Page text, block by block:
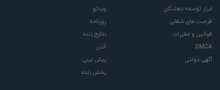
ابزار توسعه دهندگان
فرصت های شغلی
قوانین و مقررات
DMCA
آگهی دولتی
ویدئو
روزنامه
نتایج زنده
آنتن
پیش بینی
پخش زنده